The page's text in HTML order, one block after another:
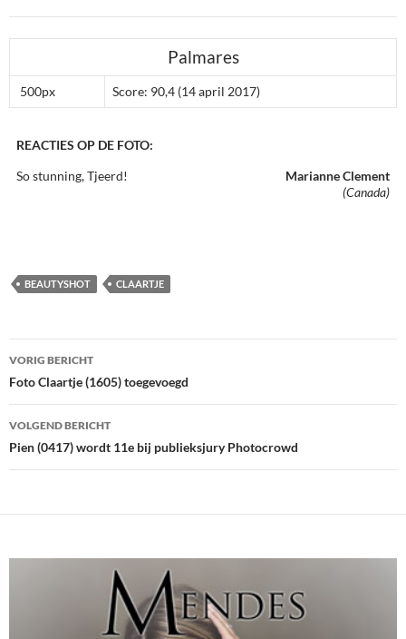
Palmares
500px Score: 90,4 (14 april 2017)
REACTIES OP DE FOTO:
So stunning, Tjeerd!
Marianne Clement
(Canada)
BEAUTYSHOT CLAARTJE
Bericht
navigatie
VORIG BERICHT
Foto Claartje (1605) toegevoegd
VOLGEND BERICHT
Pien (0417) wordt 11e bij publieksjury Photocrowd